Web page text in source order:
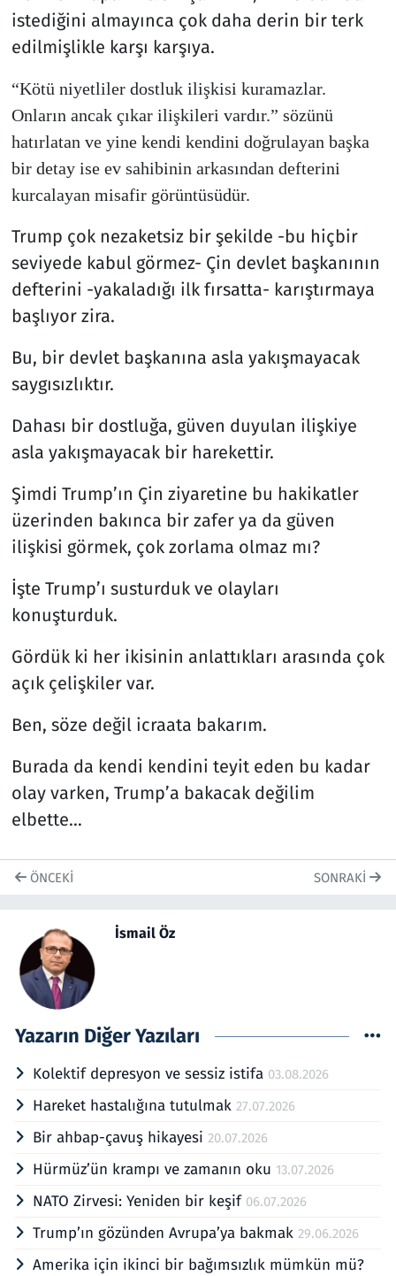
istediğini almayınca çok daha derin bir terk
edilmişlikle karşı karşıya.
“Kötü niyetliler dostluk ilişkisi kuramazlar.
Onların ancak çıkar ilişkileri vardır.” sözünü
hatırlatan ve yine kendi kendini doğrulayan başka
bir detay ise ev sahibinin arkasından defterini
kurcalayan misafir görüntüsüdür.
Trump çok nezaketsiz bir şekilde -bu hiçbir
seviyede kabul görmez- Çin devlet başkanının
defterini -yakaladığı ilk fırsatta- karıştırmaya
başlıyor zira.
Bu, bir devlet başkanına asla yakışmayacak
saygısızlıktır.
Dahası bir dostluğa, güven duyulan ilişkiye
asla yakışmayacak bir harekettir.
Şimdi Trump’ın Çin ziyaretine bu hakikatler
üzerinden bakınca bir zafer ya da güven
ilişkisi görmek, çok zorlama olmaz mı?
İşte Trump’ı susturduk ve olayları
konuşturduk.
Gördük ki her ikisinin anlattıkları arasında çok
açık çelişkiler var.
Ben, söze değil icraata bakarım.
Burada da kendi kendini teyit eden bu kadar
olay varken, Trump’a bakacak değilim
elbette…
ÖNCEKI SONRAKI
İsmail Öz
Yazarın Diğer Yazıları
Kolektif depresyon ve sessiz istifa 03.08.2026
Hareket hastalığına tutulmak 27.07.2026
Bir ahbap-çavuş hikayesi 20.07.2026
Hürmüz’ün krampı ve zamanın oku 13.07.2026
NATO Zirvesi: Yeniden bir keşif 06.07.2026
Trump’ın gözünden Avrupa’ya bakmak 29.06.2026
Amerika için ikinci bir bağımsızlık mümkün mü?